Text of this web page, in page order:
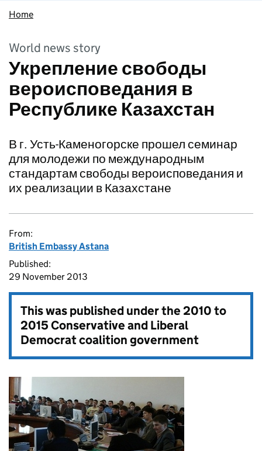
Home
World news story
Укрепление свободы
вероисповедания в
Республике Казахстан
В г. Усть-Каменогорске прошел семинар
для молодежи по международным
стандартам свободы вероисповедания и
их реализации в Казахстане
From:
British Embassy Astana
Published:
29 November 2013
This was published under the2010 to
2015 Conservative and Liberal
Democrat coalition government